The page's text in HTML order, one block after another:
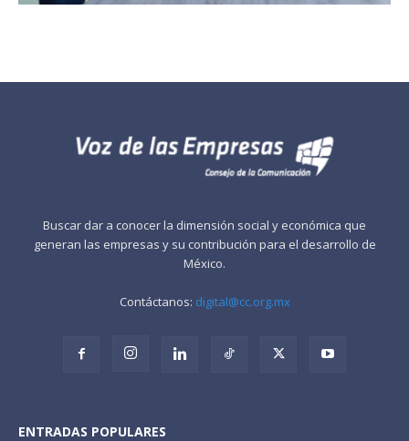
Buscar dar a conocer la dimensión social y económica que
generan las empresas y su contribución para el desarrollo de
México.
Contáctanos: digital@cc.org.mx
ENTRADAS POPULARES